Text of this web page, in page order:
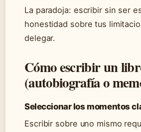
La paradoja: escribir sin ser
honestidad sobre tus
delegar.
Cómo escribir un
(autobiografía o
Seleccionar los momentos
Escribir sobre uno mismo